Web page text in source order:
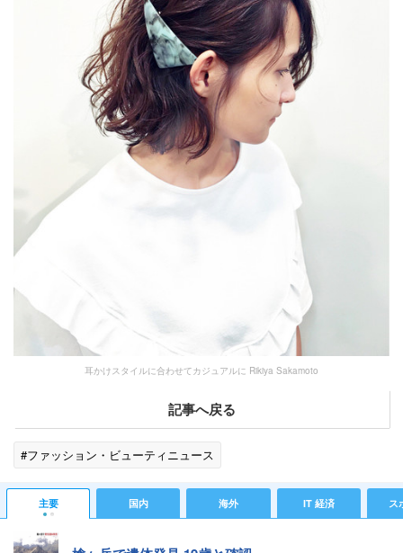
耳かけスタイルに合わせてカジュアルに Rikiya Sakamoto
記事へ戻る
#ファッション・ビューティニュース
主要 国内 海外 IT 経済 ス